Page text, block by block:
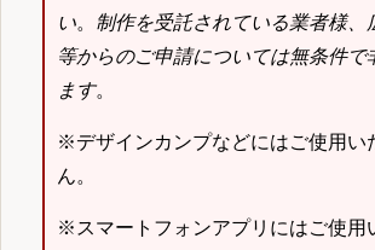
い。 制作を受託されている業者様、
等からのご申請については無条件で
ます。
※デザインカンプなどにはご使用い
ん。
※スマートフォンアプリにはご使用